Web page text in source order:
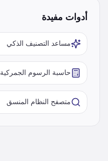
أدوات مفيدة
مساعد التصنيف الذكي
حاسبة الرسوم الجمركية
متصفح النظام المنسق